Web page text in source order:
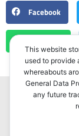
Facebook
This website
used to provide
whereabouts
General Data
any future